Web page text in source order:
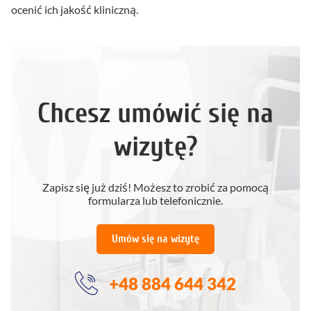
ocenić ich jakość kliniczną.
Chcesz umówić się na
wizytę?
Zapisz się już dziś! Możesz to zrobić za pomocą
formularza lub telefonicznie.
Umów się na wizytę
+48 884 644 342